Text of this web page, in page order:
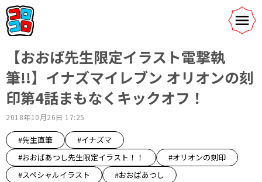
【おおば先生限定イラスト電撃執
筆!!】イナズマイレブン オリオンの刻
印第4話まもなくキックオフ！
2018年10月26日 17:25
#先生直筆
#イナズマ
#おおばあつし先生限定イラスト！！
#オリオンの刻印
#スペシャルイラスト
#おおばあつし